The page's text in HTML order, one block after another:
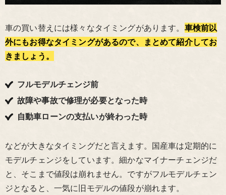
車の買い替えには様々なタイミングがあります。 車検前以
外にもお得なタイミングがあるので、まとめて紹介してお
きましょう。
フルモデルチェンジ前
故障や事故で修理が必要となった時
自動車ローンの支払いが終わった時
などが大きなタイミングだと言えます。国産車は定期的に
モデルチェンジをしています。細かなマイナーチェンジだ
と、そこまで値段は崩れません。ですがフルモデルチェン
ジとなると、一気に旧モデルの値段が崩れます。